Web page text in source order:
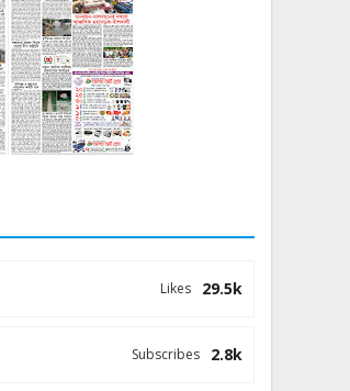
29.5k
Likes
2.8k
Subscribes